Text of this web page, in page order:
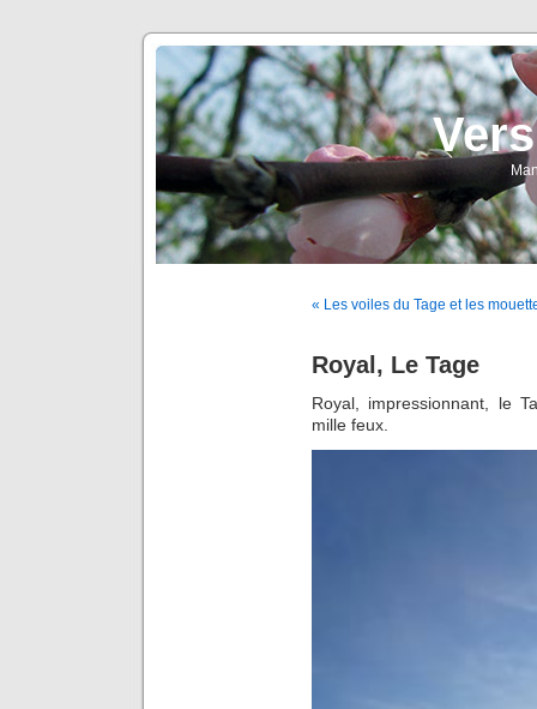
« Les voiles du Tage et les
Royal, Le Tage
Royal, impressionnant, le
mille feux.